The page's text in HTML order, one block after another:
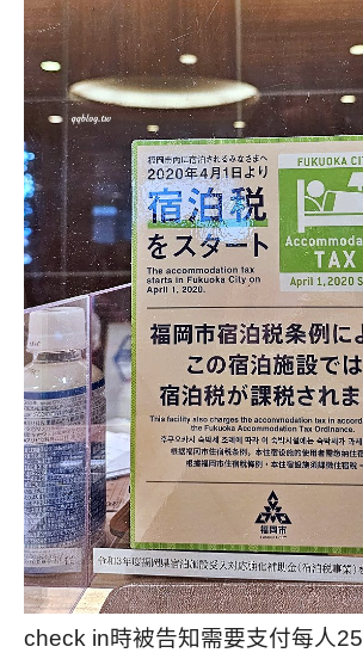
check in時被告知需要支付每人